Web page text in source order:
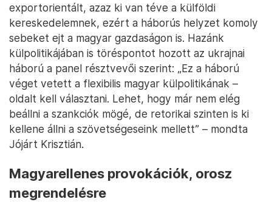
exportorientált, azaz ki van téve a külföldi
kereskedelemnek, ezért a háborús helyzet komoly
sebeket ejt a magyar gazdaságon is. Hazánk
külpolitikájában is töréspontot hozott az ukrajnai
háború a panel résztvevői szerint: „Ez a háború
véget vetett a flexibilis magyar külpolitikának –
oldalt kell választani. Lehet, hogy már nem elég
beállni a szankciók mögé, de retorikai szinten is ki
kellene állni a szövetségeseink mellett” – mondta
Jójárt Krisztián.
Magyarellenes provokációk, orosz
megrendelésre